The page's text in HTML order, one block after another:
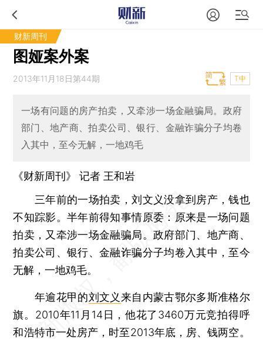
财新周刊
图娅案外案
2013年11月18日第44期 T中
一场有问题的房产拍卖，又牵涉一场金融骗局。政府
部门、地产商、拍卖公司、银行、金融诈骗分子均卷
入其中，至今无解，一地鸡毛
《财新周刊》 记者 王和岩
三年前的一场拍卖，刘文义没拿到房产，钱也
不知踪影。半年前得知事情原委：原来是一场问题
拍卖，又牵涉一场金融骗局。政府部门、地产商、
拍卖公司、银行、金融诈骗分子均卷入其中，至今
无解，一地鸡毛。
年逾花甲的刘文义来自内蒙古鄂尔多斯准格尔
旗。2010年11月14日，他花了3460万元竞拍得呼
和浩特市一处房产，时至2013年底，房、钱两空。